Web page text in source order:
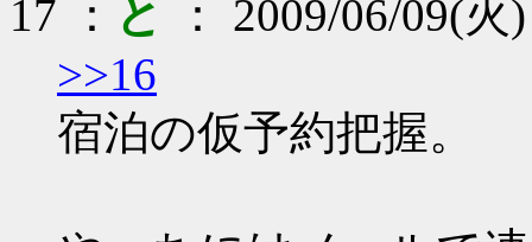
17 ： と
： 2009/06/09(
>>16
宿泊の仮予約把握。